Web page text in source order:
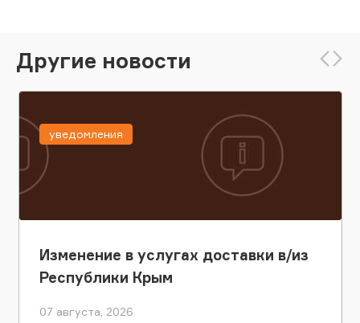
Другие новости
Изменение в услугах доставки в/из
Республики Крым
07 августа, 2026
уведомления